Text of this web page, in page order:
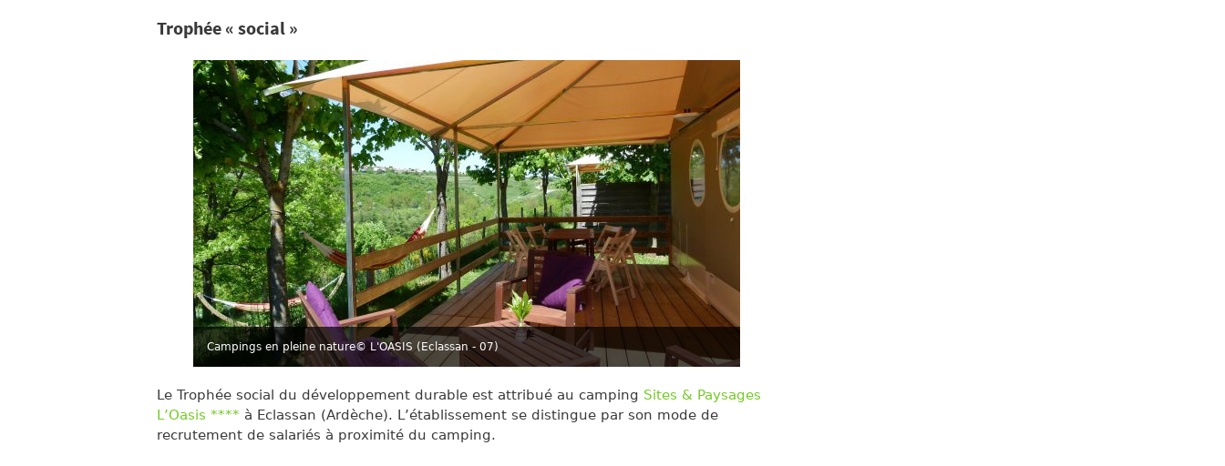
Trophée « social »
Campings en pleine nature© L'OASIS (Eclassan - 07)
Le Trophée social du développement durable est attribué au camping Sites & Paysages
L’Oasis **** à Eclassan (Ardèche). L’établissement se distingue par son mode de
recrutement de salariés à proximité du camping.